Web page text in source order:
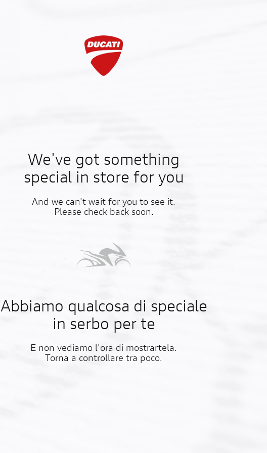
We've got something
special in store for you
And we can't wait for you to see it.
Please check back soon.
Abbiamo qualcosa di speciale
in serbo per te
E non vediamo l'ora di mostrartela.
Torna a controllare tra poco.